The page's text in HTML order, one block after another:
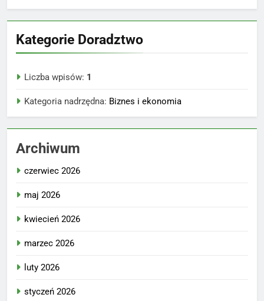
Kategorie Doradztwo
Liczba wpisów: 1
Kategoria nadrzędna: Biznes i ekonomia
Archiwum
czerwiec 2026
maj 2026
kwiecień 2026
marzec 2026
luty 2026
styczeń 2026